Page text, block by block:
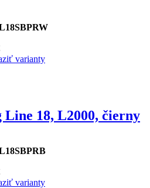
varianty
18, L2000, čierny
varianty